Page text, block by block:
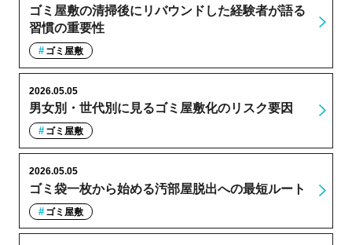
ゴミ屋敷の清掃後にリバウンドした経験者が語る
習慣の重要性
ゴミ屋敷
男女別・世代別に見るゴミ屋敷化のリスク要因
2026.05.05
ゴミ屋敷
ゴミ袋一枚から始める汚部屋脱出への最短ルート
2026.05.05
ゴミ屋敷